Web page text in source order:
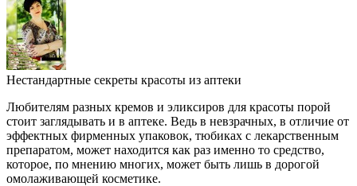
Нестандартные секреты красоты из аптеки
Любителям разных кремов и эликсиров для красоты порой
стоит заглядывать и в аптеке. Ведь в невзрачных, в отличие от
эффектных фирменных упаковок, тюбиках с лекарственным
препаратом, может находится как раз именно то средство,
которое, по мнению многих, может быть лишь в дорогой
омолаживающей косметике.